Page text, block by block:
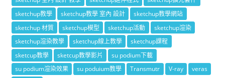
sketchup教學
sketchup教學 室內 設計
sketchup教學網站
sketchup 材質
sketchup模型 sketchup活動
sketchup渲染
sketchup渲染教學
sketchup線上教學
sketchup課程
sketcup教學
sketcup教學影片
su podium下載
su podium渲染效果
su poduium教學 Transmutr V-ray
veras